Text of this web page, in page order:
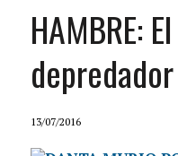
HAMBRE:
depredador
13/07/2016